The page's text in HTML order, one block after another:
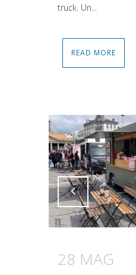
truck. Un...
READ MORE
Attiva
28 MAG